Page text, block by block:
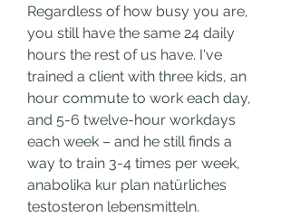
Regardless of how busy you are,
you still have the same 24 daily
hours the rest of us have. I've
trained a client with three kids, an
hour commute to work each day,
and 5-6 twelve-hour workdays
each week – and he still finds a
way to train 3-4 times per week,
anabolika kur plan natürliches
testosteron lebensmitteln.